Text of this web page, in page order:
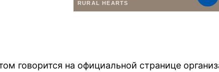
говорится на официальной странице